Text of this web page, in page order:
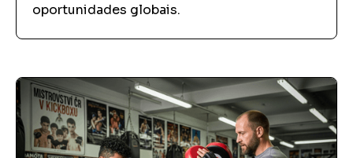
oportunidades globais.